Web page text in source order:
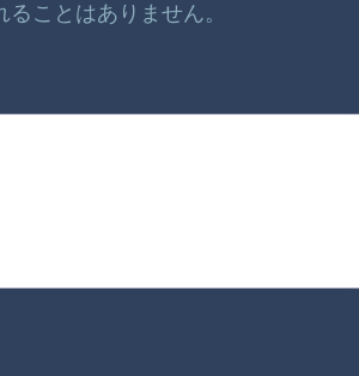
ことはありません。